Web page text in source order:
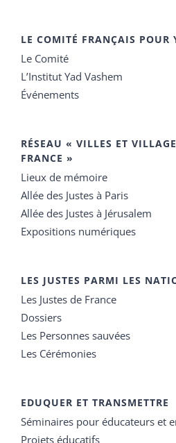
LE COMITÉ FRANÇAIS POUR
Le Comité
L’Institut Yad Vashem
Événements
RÉSEAU « VILLES ET
FRANCE »
Lieux de mémoire
Allée des Justes à Paris
Allée des Justes à Jérusalem
Expositions numériques
LES JUSTES PARMI LES
Les Justes de France
Dossiers
Les Personnes sauvées
Les Cérémonies
EDUQUER ET TRANSMETTRE
Séminaires pour éducateurs et
Projets éducatifs